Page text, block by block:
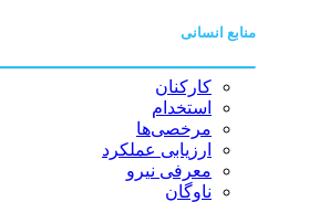
منابع انسانی
کارکنان
استخدام
مرخصی‌ها
ارزیابی عملکرد
معرفی نیرو
ناوگان